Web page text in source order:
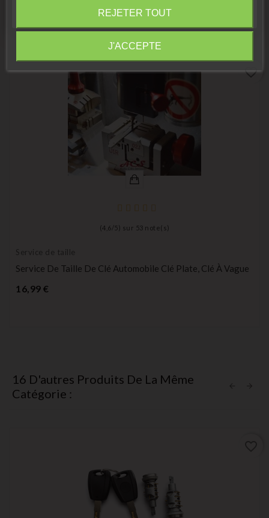
(4,6 / 5) sur 53 note(s)
Service de taille
Service De Taille De Clé Automobile Clé Plate, Clé À Vague
16,99 €
favorite_border
16 D'autres Produits De La Même
Catégorie :
REJETER TOUT
J'ACCEPTE
Fermer
Information